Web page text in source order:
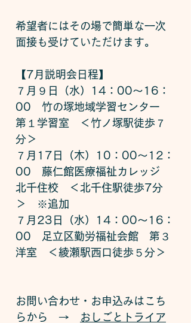
希望者にはその場で簡単な一次
面接も受けていただけます。
【7月説明会日程】
７月９日（水）14：00～16：
00　竹の塚地域学習センター
第１学習室　＜竹ノ塚駅徒歩７
分＞
７月17日（木）10：00～12：
00　藤仁館医療福祉カレッジ
北千住校　＜北千住駅徒歩7分
＞　※追加
７月23日（水）14：00～16：
00　足立区勤労福祉会館　第３
洋室　＜綾瀬駅西口徒歩５分＞
お問い合わせ・お申込みはこち
らから　→
おしごとトライア